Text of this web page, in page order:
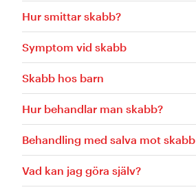
Hur smittar skabb?
Symptom vid skabb
Skabb hos barn
Hur behandlar man skabb?
Behandling med salva mot skabb
Vad kan jag göra själv?